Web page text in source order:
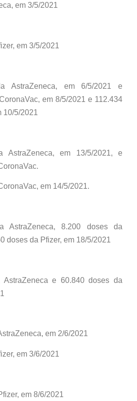
em 3/5/2021
em 3/5/2021
AstraZeneca, em 6/5/2021 e
em 8/5/2021 e 112.434
10/5/2021
AstraZeneca, em 13/5/2021, e
em 14/5/2021.
AstraZeneca, 8.200 doses da
doses da Pfizer, em 18/5/2021
AstraZeneca e 60.840 doses da
em 2/6/2021
em 3/6/2021
em 8/6/2021